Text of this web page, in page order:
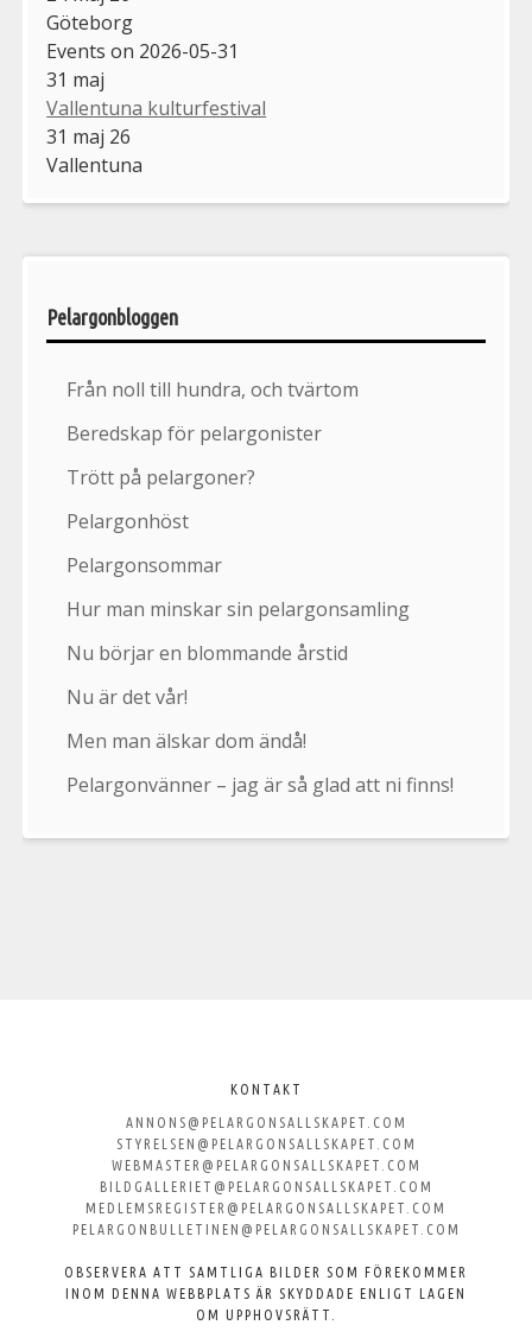
Göteborg
Events on 2026-05-31
31 maj
Vallentuna kulturfestival
31 maj 26
Vallentuna
Pelargonbloggen
Från noll till hundra, och tvärtom
Beredskap för pelargonister
Trött på pelargoner?
Pelargonhöst
Pelargonsommar
Hur man minskar sin pelargonsamling
Nu börjar en blommande årstid
Nu är det vår!
Men man älskar dom ändå!
Pelargonvänner – jag är så glad att ni finns!
Svenska
Pelargonsällskapet
KONTAKT
ANNONS@PELARGONSALLSKAPET.COM
STYRELSEN@PELARGONSALLSKAPET.COM
WEBMASTER@PELARGONSALLSKAPET.COM
BILDGALLERIET@PELARGONSALLSKAPET.COM
MEDLEMSREGISTER@PELARGONSALLSKAPET.COM
PELARGONBULLETINEN@PELARGONSALLSKAPET.COM
OBSERVERA ATT SAMTLIGA BILDER SOM FÖREKOMMER
INOM DENNA WEBBPLATS ÄR SKYDDADE ENLIGT LAGEN
OM UPPHOVSRÄTT.